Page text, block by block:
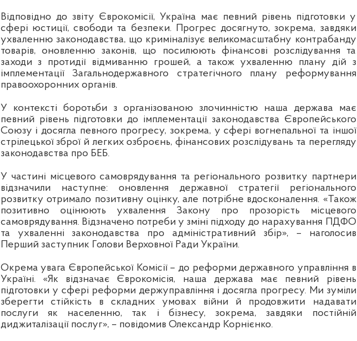
Відповідно до звіту Єврокомісії, Україна має певний рівень підготовки у
сфері юстиції, свободи та безпеки. Прогрес досягнуто, зокрема, завдяки
ухваленню законодавства, що криміналізує великомасштабну контрабанду
товарів, оновленню законів, що посилюють фінансові розслідування та
заходи з протидії відмиванню грошей, а також ухваленню плану дій з
імплементації Загальнодержавного стратегічного плану реформування
правоохоронних органів.
У контексті боротьби з організованою злочинністю наша держава має
певний рівень підготовки до імплементації законодавства Європейського
Союзу і досягла певного прогресу, зокрема, у сфері вогнепальної та іншої
стрілецької зброї й легких озброєнь, фінансових розслідувань та перегляду
законодавства про БЕБ.
У частині місцевого самоврядування та регіонального розвитку партнери
відзначили наступне: оновлення державної стратегії регіонального
розвитку отримало позитивну оцінку, але потрібне вдосконалення. «Також
позитивно оцінюють ухвалення Закону про прозорість місцевого
самоврядування. Відзначено потреби у зміні підходу до нарахування ПДФО
та ухваленні законодавства про адміністративний збір», – наголосив
Перший заступник Голови Верховної Ради України.
Окрема увага Європейської Комісії – до реформи державного управління в
Україні. «Як відзначає Єврокомісія, наша держава має певний рівень
підготовки у сфері реформи держуправління і досягла прогресу. Ми зуміли
зберегти стійкість в складних умовах війни й продовжити надавати
послуги як населенню, так і бізнесу, зокрема, завдяки постійній
диджиталізації послуг», – повідомив Олександр Корнієнко.